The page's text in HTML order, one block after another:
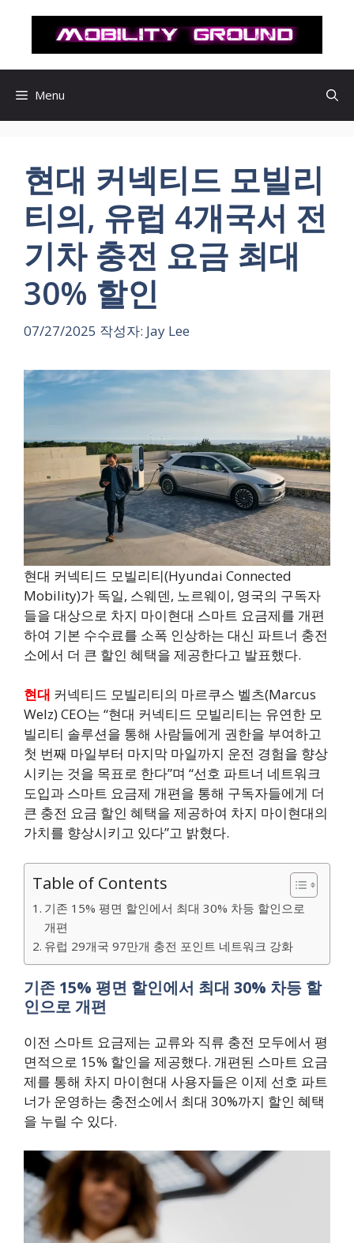
로
Menu
현대 커넥티드 모빌리
티의, 유럽 4개국서 전
기차 충전 요금 최대
30% 할인
07/27/2025 작성자: Jay Lee
현대 커넥티드 모빌리티(Hyundai Connected
Mobility)가 독일, 스웨덴, 노르웨이, 영국의 구독자
들을 대상으로 차지 마이현대 스마트 요금제를 개편
하여 기본 수수료를 소폭 인상하는 대신 파트너 충전
소에서 더 큰 할인 혜택을 제공한다고 발표했다.
현대 커넥티드 모빌리티의 마르쿠스 벨츠(Marcus
Welz) CEO는 “현대 커넥티드 모빌리티는 유연한 모
빌리티 솔루션을 통해 사람들에게 권한을 부여하고
첫 번째 마일부터 마지막 마일까지 운전 경험을 향상
시키는 것을 목표로 한다”며 “선호 파트너 네트워크
도입과 스마트 요금제 개편을 통해 구독자들에게 더
큰 충전 요금 할인 혜택을 제공하여 차지 마이현대의
가치를 향상시키고 있다”고 밝혔다.
Table of Contents
기존 15% 평면 할인에서 최대 30% 차등 할인으로
개편
유럽 29개국 97만개 충전 포인트 네트워크 강화
기존 15% 평면 할인에서 최대 30% 차등 할
인으로 개편
이전 스마트 요금제는 교류와 직류 충전 모두에서 평
면적으로 15% 할인을 제공했다. 개편된 스마트 요금
제를 통해 차지 마이현대 사용자들은 이제 선호 파트
너가 운영하는 충전소에서 최대 30%까지 할인 혜택
을 누릴 수 있다.